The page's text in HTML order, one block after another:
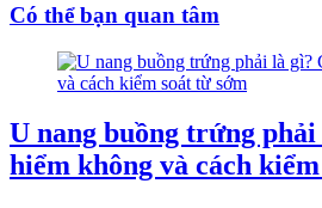
Có thể bạn quan tâm
U nang buồng trứng
hiểm không và cách